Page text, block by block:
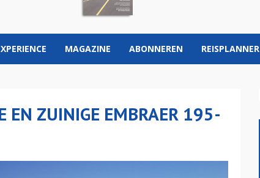
MAGAZINE ABONNEREN REISPLANNER
EN ZUINIGE EMBRAER 195-